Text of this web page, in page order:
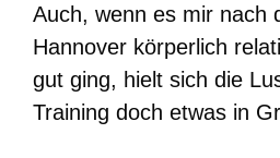
Auch, wenn es mir nach
Hannover körperlich
gut ging, hielt sich die
Training doch etwas in